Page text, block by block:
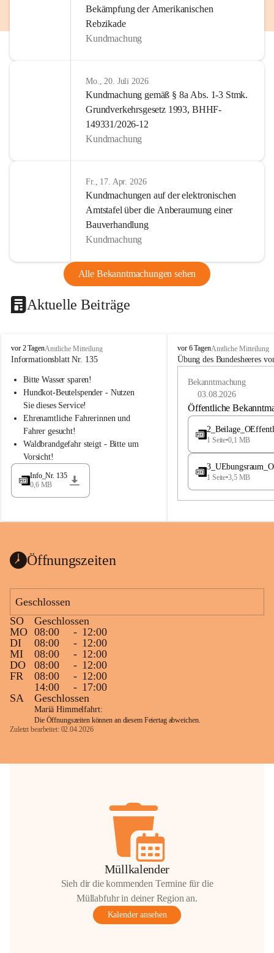
Bekämpfung der Amerikanischen
Rebzikade
Kundmachung
Mo., 20. Juli 2026
Kundmachung gemäß § 8a Abs. 1-3 Stmk.
Grundverkehrsgesetz 1993, BHHF-
149331/2026-12
Kundmachung
Fr., 17. Apr. 2026
Kundmachungen auf der elektronischen
Amtstafel über die Anberaumung einer
Bauverhandlung
Kundmachung
Alle Bekanntmachungen sehen
Aktuelle Beiträge
B
u
h
a
d
l
a
vor 2 TagenAmtliche Mitteilung
Informationsblatt Nr. 135
Bitte Wasser sparen!
Hundkot-Beutelspender - Nutzen
Sie dieses Service!
Ehrenamtliche Fahrerinnen und
Fahrer gesucht!
Waldbrandgefahr steigt - Bitte um
Vorsicht!
Info_Nr. 135
0,6 MB
B
u
e
a
vor 6 TagenAmtliche Mitteilung
Übung des Bundesheeres
Bekanntmachung
03.08.2026
Öffentliche
1 Seite•0,1 MB
1 Seite•3,5 MB
Öffnungszeiten
Geschlossen
SO
Geschlossen
MO 08:00 - 12:00
DI
08:00 - 12:00
MI
08:00 - 12:00
DO
08:00 - 12:00
FR
08:00 - 12:00
14:00
- 17:00
SA
Geschlossen
Mariä Himmelfahrt:
Die Öffnungszeiten können an diesem Feiertag abweichen.
Zuletzt bearbeitet: 02.04.2026
Müllkalender
Sieh dir die kommenden Termine für die
Müllabfuhr in deiner Region an.
Kalender ansehen